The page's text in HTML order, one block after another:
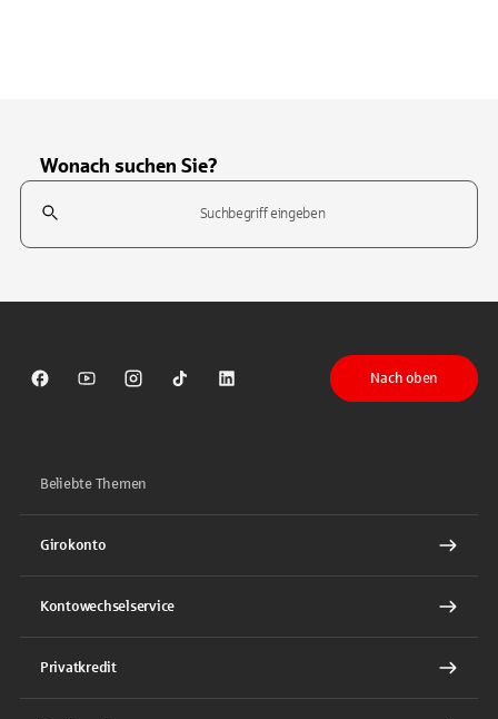
Wonach suchen Sie?
Suchfeld
Sparkasse auf Facebook
Sparkasse auf Youtube
Sparkasse auf Instagram
Sparkasse auf TikTok
Sparkasse auf LinkedIn
Nach oben
Beliebte Themen
Girokonto
Kontowechselservice
Privatkredit